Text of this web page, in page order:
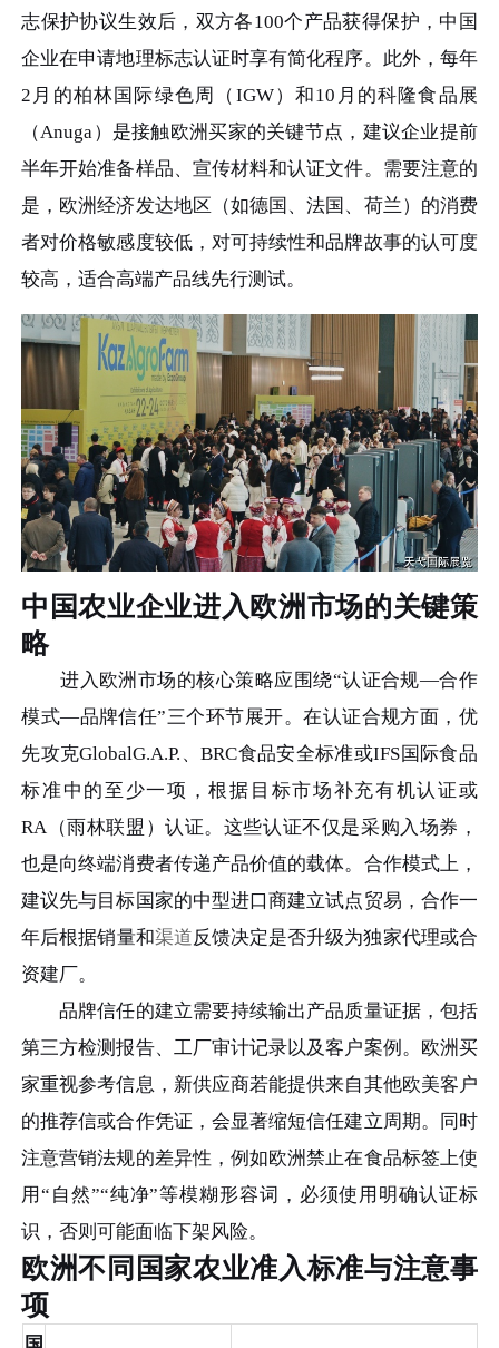
志保护协议生效后，双方各100个产品获得保护，中国
企业在申请地理标志认证时享有简化程序。此外，每年
2月的柏林国际绿色周（IGW）和10月的科隆食品展
（Anuga）是接触欧洲买家的关键节点，建议企业提前
半年开始准备样品、宣传材料和认证文件。需要注意的
是，欧洲经济发达地区（如德国、法国、荷兰）的消费
者对价格敏感度较低，对可持续性和品牌故事的认可度
较高，适合高端产品线先行测试。
中国农业企业进入欧洲市场的关键策
略
进入欧洲市场的核心策略应围绕“认证合规—合作
模式—品牌信任”三个环节展开。在认证合规方面，优
先攻克GlobalG.A.P.、BRC食品安全标准或IFS国际食品
标准中的至少一项，根据目标市场补充有机认证或
RA（雨林联盟）认证。这些认证不仅是采购入场券，
也是向终端消费者传递产品价值的载体。合作模式上，
建议先与目标国家的中型进口商建立试点贸易，合作一
年后根据销量和渠道反馈决定是否升级为独家代理或合
资建厂。
品牌信任的建立需要持续输出产品质量证据，包括
第三方检测报告、工厂审计记录以及客户案例。欧洲买
家重视参考信息，新供应商若能提供来自其他欧美客户
的推荐信或合作凭证，会显著缩短信任建立周期。同时
注意营销法规的差异性，例如欧洲禁止在食品标签上使
用“自然”“纯净”等模糊形容词，必须使用明确认证标
识，否则可能面临下架风险。
欧洲不同国家农业准入标准与注意事
项